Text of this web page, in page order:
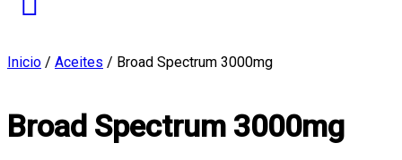
Inicio / Aceites / Broad Spectrum 3000mg
Broad Spectrum 3000mg